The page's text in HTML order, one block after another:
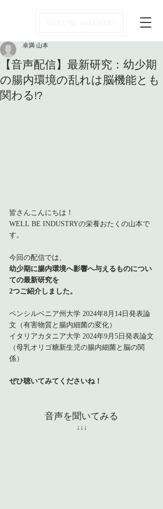
【音声配信】最新研究：幼少期
の腸内環境の乱れは脳機能とも
関わる!?
卓満 山本
皆さんこんにちは！
WELL BE INDUSTRYの栄養おたくの山本で
す。
今回の配信では、
幼少期に腸内環境へ影響へ与えるものについ
ての最新研究を
2つご紹介しました。
ペンシルベニア州大学 2024年8月14日発表論
文（有害物質と腸内細菌の変化）
イタリアカタニア大学 2024年9月5日発表論文
（母乳オリゴ糖新生児の腸内細菌と脳の関
係）
ぜひ聴いてみてくださいね！
音声を聞いてみる
↓↓↓